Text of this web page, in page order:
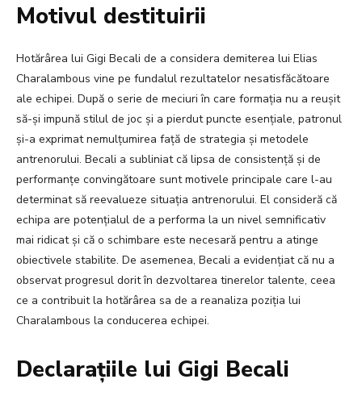
Motivul destituirii
Hotărârea lui Gigi Becali de a considera demiterea lui Elias
Charalambous vine pe fundalul rezultatelor nesatisfăcătoare
ale echipei. După o serie de meciuri în care formația nu a reușit
să-și impună stilul de joc și a pierdut puncte esențiale, patronul
și-a exprimat nemulțumirea față de strategia și metodele
antrenorului. Becali a subliniat că lipsa de consistență și de
performanțe convingătoare sunt motivele principale care l-au
determinat să reevalueze situația antrenorului. El consideră că
echipa are potențialul de a performa la un nivel semnificativ
mai ridicat și că o schimbare este necesară pentru a atinge
obiectivele stabilite. De asemenea, Becali a evidențiat că nu a
observat progresul dorit în dezvoltarea tinerelor talente, ceea
ce a contribuit la hotărârea sa de a reanaliza poziția lui
Charalambous la conducerea echipei.
Declarațiile lui Gigi Becali